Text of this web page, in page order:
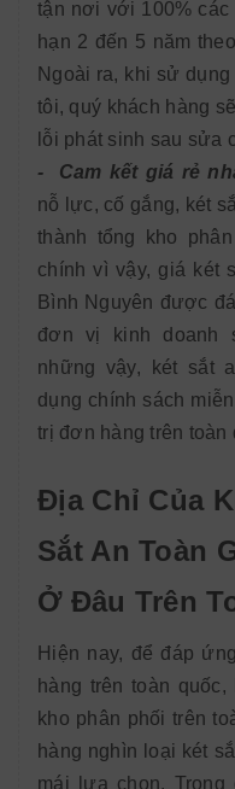
tận nơi với 100%
hạn 2 đến 5 năm
Ngoài ra, khi sử
tôi, quý khách hàng
lỗi phát sinh sau sửa
- Cam kết giá rẻ
nỗ lực, cố gắng, két
thành tổng kho
chính vì vậy, giá két
Bình Nguyên được
đơn vị kinh doanh
những vậy, két sắt
dụng chính sách
trị đơn hàng trên toàn
Địa Chỉ Của
Sắt An Toàn
Ở Đâu Trên
Hiện nay, để đáp
hàng trên toàn
kho phân phối trên
hàng nghìn loại két
mái lựa chọn. Trong